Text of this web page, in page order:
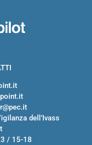
dell’Ivass
/ 15-18